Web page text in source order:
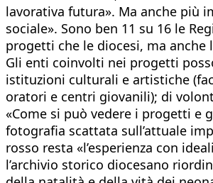
lavorativa futura». Ma anche più
sociale». Sono ben 11 su 16 le
progetti che le diocesi, ma anche
Gli enti coinvolti nei progetti
istituzioni culturali e artistiche
oratori e centri giovanili); di
«Come si può vedere i progetti e
fotografia scattata sull’attuale
rosso resta «l’esperienza con
l’archivio storico diocesano